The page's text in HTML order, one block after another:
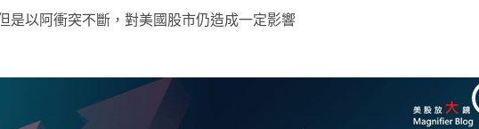
是以阿衝突不斷，對美國股市仍造成一定影響